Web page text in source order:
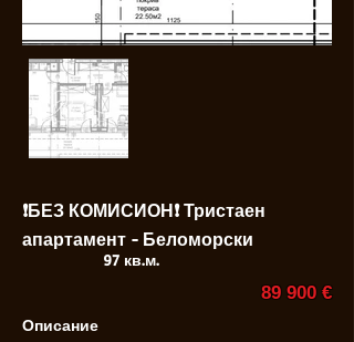
❗БЕЗ КОМИСИОН❗ Тристаен
апартамент - Беломорски
97 кв.м.
89 900 €
Описание